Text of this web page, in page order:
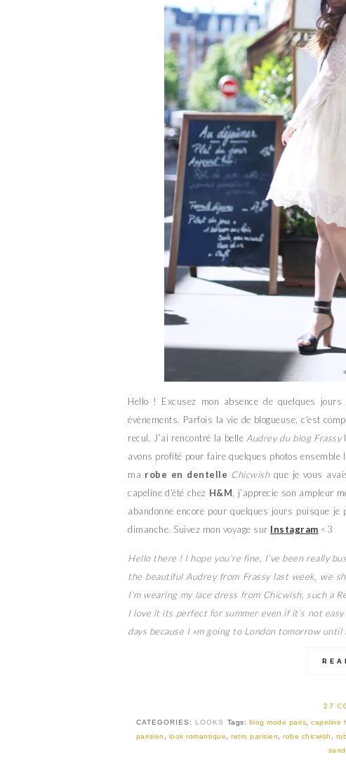
Hello ! Excusez mon absence de quelques
évènements. Parfois la vie de blogueuse, c’est
recul. J’ai rencontré la belle Audrey du blog Frassy
avons profité pour faire quelques photos
ma robe en dentelle Chicwishque je vous
capeline d’été chez H&M , j’apprecie son ampleur
abandonne encore pour quelques jours puisque je
dimanche. Suivez mon voyage sur Instagram <3
Hello there ! I hope you’re fine, I’ve been really
the beautiful Audrey from Frassy last week, we
I’m wearing my lace dress from Chicwish, such
I love it its perfect for summer even if it’s not
days because I »m going to London tomorrow until
27
CATEGORIES: LOOKS Tags: blog mode paris capeline
parisien
look romantique retro parisien robe chicwish